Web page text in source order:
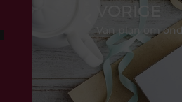
VORIGE
Van plan om